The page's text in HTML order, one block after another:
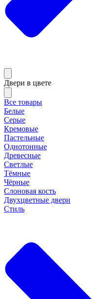
Двери в цвете
Все товары
Белые
Серые
Кремовые
Пастельные
Однотонные
Древесные
Светлые
Тёмные
Чёрные
Слоновая кость
Двухцветные двери
Стиль